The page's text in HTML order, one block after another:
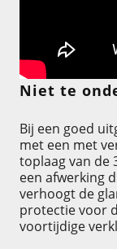
Niet te
Bij een goed
met een met
toplaag van de
een afwerking
verhoogt de
protectie voor
voortijdige